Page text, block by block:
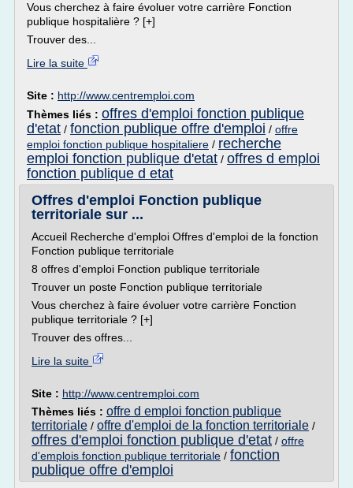
Vous cherchez à faire évoluer votre carrière Fonction
publique hospitalière ? [+]
Trouver des...
Lire la suite
Site : http://www.centremploi.com
Thèmes liés : offres d'emploi fonction publique
d'etat / fonction publique offre d'emploi / offre
emploi fonction publique hospitaliere / recherche
emploi fonction publique d'etat / offres d emploi
fonction publique d etat
Offres d'emploi Fonction publique
territoriale sur ...
Accueil Recherche d'emploi Offres d'emploi de la fonction
Fonction publique territoriale
8 offres d'emploi Fonction publique territoriale
Trouver un poste Fonction publique territoriale
Vous cherchez à faire évoluer votre carrière Fonction
publique territoriale ? [+]
Trouver des offres...
Lire la suite
Site : http://www.centremploi.com
Thèmes liés : offre d emploi fonction publique
territoriale / offre d'emploi de la fonction territoriale /
offres d'emploi fonction publique d'etat / offre
d'emplois fonction publique territoriale / fonction
publique offre d'emploi